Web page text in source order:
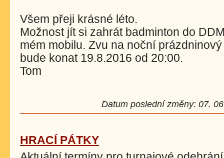
Všem přeji krásné léto.
Možnost jít si zahrát badminton do
mém mobilu. Zvu na noční
bude konat 19.8.2016 od 20:00.
Tom
Datum poslední změny: 07.
HRACÍ PÁTKY